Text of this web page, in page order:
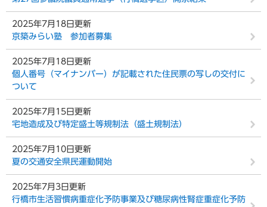
2025年7月18日更新
京築みらい塾 参加者募集
2025年7月18日更新
個人番号（マイナンバー）が記載された住民票の写しの交付に
ついて
2025年7月15日更新
宅地造成及び特定盛土等規制法（盛土規制法）
2025年7月10日更新
夏の交通安全県民運動開始
2025年7月3日更新
行橋市生活習慣病重症化予防事業及び糖尿病性腎症重症化予防